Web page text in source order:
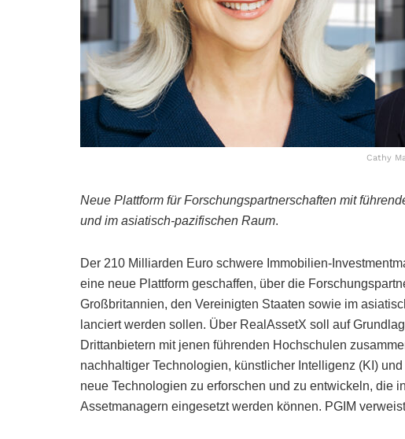
Cathy
Neue Plattform für Forschungspartnerschaften mit
und im asiatisch-pazifischen Raum.
Der 210 Milliarden Euro schwere Immobilien-
eine neue Plattform geschaffen, über die
Großbritannien, den Vereinigten Staaten sowie im
lanciert werden sollen. Über RealAssetX soll auf
Drittanbietern mit jenen führenden Hochschulen
nachhaltiger Technologien, künstlicher Intelligenz (KI)
neue Technologien zu erforschen und zu entwickeln, die
Assetmanagern eingesetzt werden können. PGIM